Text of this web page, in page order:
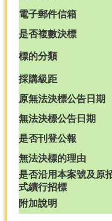
覽
分
檢
回
頁
府
首
電子郵件信箱
是否複數決標
標的分類
採購級距
原無法決標公告日期
無法決標公告日期
是否刊登公報
無法決標的理由
是否沿用本案號及原
式續行招標
附加說明